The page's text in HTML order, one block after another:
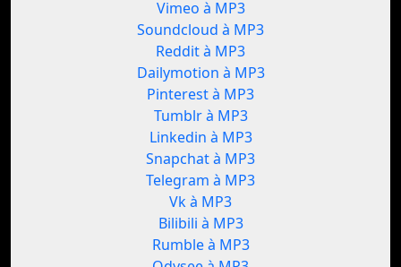
Vimeo à MP3
Soundcloud à MP3
Reddit à MP3
Dailymotion à MP3
Pinterest à MP3
Tumblr à MP3
Linkedin à MP3
Snapchat à MP3
Telegram à MP3
Vk à MP3
Bilibili à MP3
Rumble à MP3